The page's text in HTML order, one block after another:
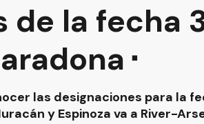
de la fecha
las designaciones para la
y Espinoza va a River-